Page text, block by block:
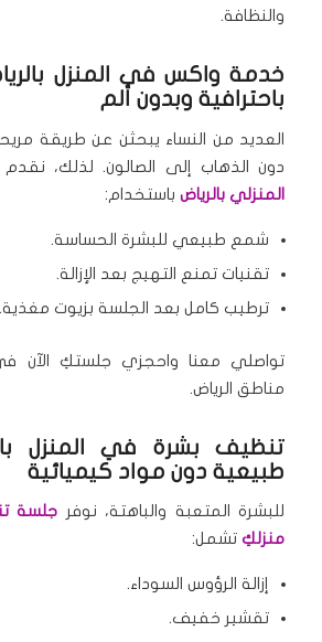
والنظافة.
خدمة واكس في المنزل
باحترافية وبدون ألم
العديد من النساء يبحثن عن طريقة مريحة
دون الذهاب إلى الصالون. لذلك،
المنزلي بالرياضباستخدام:
شمع طبيعي للبشرة الحساسة.
تقنيات تمنع التهيج بعد الإزالة.
ترطيب كامل بعد الجلسة بزيوت مغذية.
تواصلي معنا واحجزي جلستكِ
مناطق الرياض.
تنظيف بشرة في المنزل
طبيعية دون مواد كيميائية
للبشرة المتعبة والباهتة، نوفر جلسة
منزلكِتشمل:
إزالة الرؤوس السوداء.
تقشير خفيف.